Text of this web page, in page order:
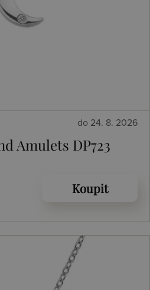
do 24. 8. 2026
Amulets DP723
Koupit